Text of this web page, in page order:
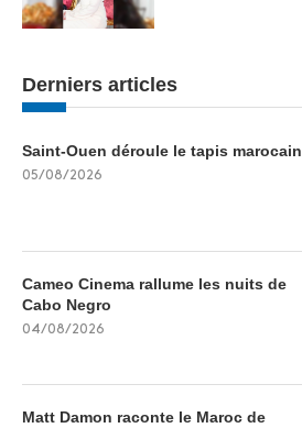
Derniers articles
Saint-Ouen déroule le tapis marocain
05/08/2026
Cameo Cinema rallume les nuits de
Cabo Negro
04/08/2026
Matt Damon raconte le Maroc de